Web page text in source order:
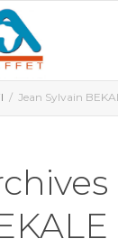
Jean Sylvain